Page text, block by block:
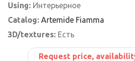
Using: Интерьерное
Catalog: Artemide Fiamma
3D/textures: Есть
Request price,